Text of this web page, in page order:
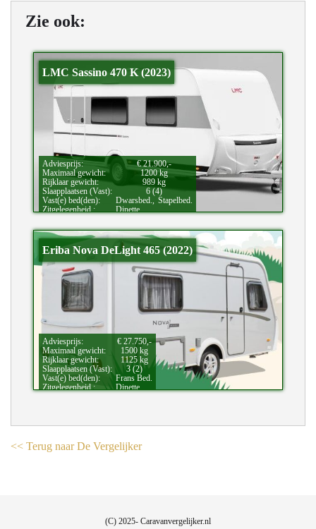
Zie ook:
LMC Sassino 470 K (2023)
Adviesprijs:
€ 21.900,-
Maximaal gewicht:
1200 kg
Rijklaar gewicht:
989 kg
Slaapplaatsen (Vast):
6 (4)
Vast(e) bed(den):
Dwarsbed., Stapelbed.
Zitgelegenheid.:
Dinette.
Eriba Nova DeLight 465 (2022)
Adviesprijs:
€ 27.750,-
Maximaal gewicht:
1500 kg
Rijklaar gewicht:
1125 kg
Slaapplaatsen (Vast):
3 (2)
Vast(e) bed(den):
Frans Bed.
Zitgelegenheid.:
Dinette.
<< Terug naar De Vergelijker
(C) 2025- Caravanvergelijker.nl